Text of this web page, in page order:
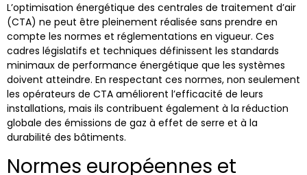
L’optimisation énergétique des centrales de traitement d’air
(CTA) ne peut être pleinement réalisée sans prendre en
compte les normes et réglementations en vigueur. Ces
cadres législatifs et techniques définissent les standards
minimaux de performance énergétique que les systèmes
doivent atteindre. En respectant ces normes, non seulement
les opérateurs de CTA améliorent l’efficacité de leurs
installations, mais ils contribuent également à la réduction
globale des émissions de gaz à effet de serre et à la
durabilité des bâtiments.
Normes européennes et